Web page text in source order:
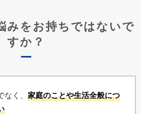
みをお持ちではないで
すか？
く、 家庭のことや生活全般につ